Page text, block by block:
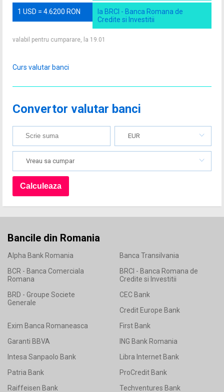
1 USD = 4.6200 RON
la BRCI - Banca Romana de
Credite si Investitii
valabil pentru cumparare, la 19.01
Curs valutar banci
Convertor valutar banci
EUR
Vreau sa cumpar
Bancile din Romania
Alpha Bank Romania
Banca Transilvania
BCR - Banca Comerciala
Romana
BRCI - Banca Romana de
Credite si Investitii
BRD - Groupe Societe
Generale
CEC Bank
Credit Europe Bank
Exim Banca Romaneasca
First Bank
Garanti BBVA
ING Bank Romania
Intesa Sanpaolo Bank
Libra Internet Bank
Patria Bank
ProCredit Bank
Raiffeisen Bank
Techventures Bank